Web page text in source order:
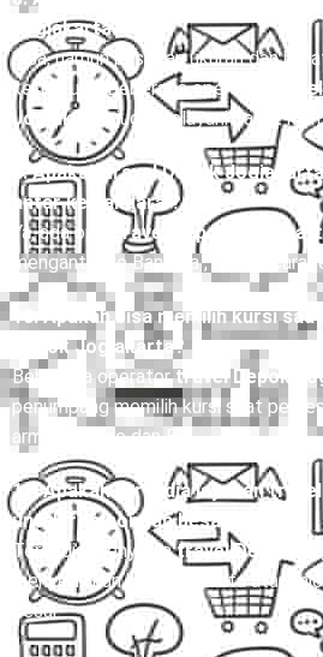
8. Apakah bisa membawa barang
Jogjakarta?
Bisa, namun pastikan ukuran dan
ketentuan. Beberapa operator
Jogjakartajuga melayani paket
9. Apakah travel Depok
antar ke bandara ?
Ya, ada opsi travel Depok
mengantar ke Bandara , baik secara
10. Apakah bisa memilih kursi
Depok Jogjakarta?
Beberapa operatortravel Depok
penumpang memilih kursi saat
armada Hiace dan Elf.
11. Apakah tersedia layanan
untuk rombongan besar?
Tersedia. Penyedia
travel Depok
menyediakan bus pariwisata atau
besar.